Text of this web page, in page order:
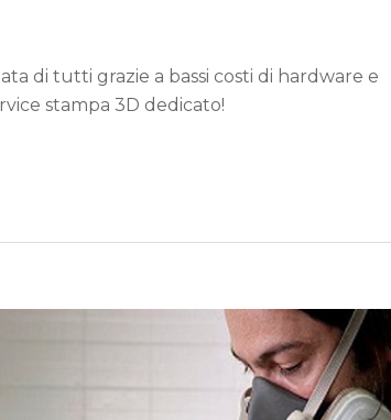
di tutti grazie a bassi costi di hardware e
stampa 3D dedicato!